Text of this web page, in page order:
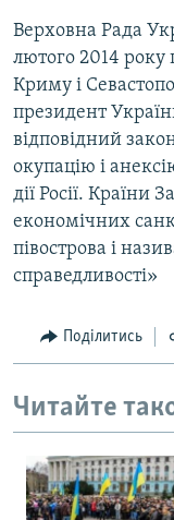
Верховна Рада
лютого 2014 року
Криму і
президент
відповідний
окупацію і
дії Росії. Країни
економічних
півострова і
справедливості»
Поділитись
Читайте